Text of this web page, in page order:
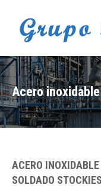
Acero
ACERO
SOLDADO